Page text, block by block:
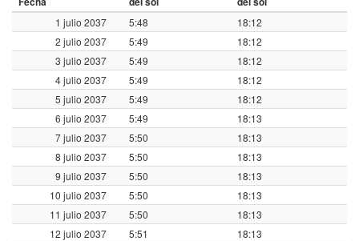
1 julio 2037 5:48
18:12
2 julio 2037
5:49
18:12
3 julio 2037
5:49
18:12
4 julio 2037
5:49
18:12
5 julio 2037
5:49
18:12
6 julio 2037
5:49
18:13
7 julio 2037
5:50
18:13
8 julio 2037
5:50
18:13
9 julio 2037
5:50
18:13
10 julio 2037
5:50
18:13
11 julio 2037
5:50
18:13
12 julio 2037
5:51
18:13